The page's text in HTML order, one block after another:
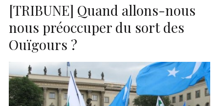
[TRIBUNE] Quand allons-nous
nous préoccuper du sort des
Ouïgours ?